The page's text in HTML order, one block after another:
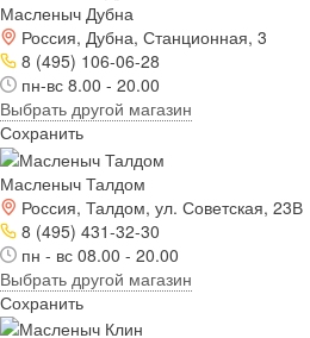
Масленыч Дубна
Россия, Дубна, Станционная, 3
8 (495) 106-06-28
пн-вс 8.00 - 20.00
Выбрать другой магазин
Сохранить
Масленыч Талдом
Россия, Талдом, ул. Советская, 23В
8 (495) 431-32-30
пн - вс 08.00 - 20.00
Выбрать другой магазин
Сохранить